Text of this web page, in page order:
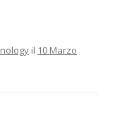
il 10 Marzo